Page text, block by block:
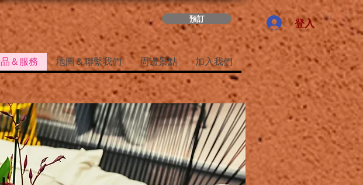
預訂
＆服務 地圖＆聯繫我們 周邊景點 加入我們
登入